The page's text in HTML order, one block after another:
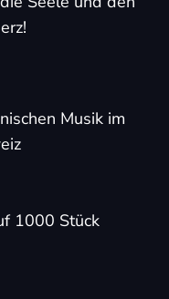
Musik im
1000 Stück